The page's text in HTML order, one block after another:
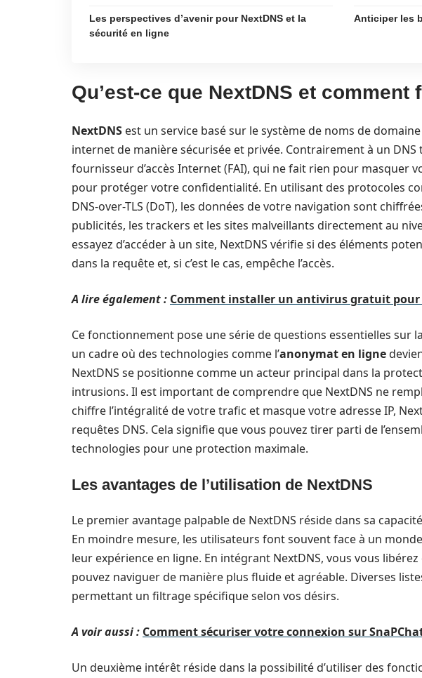
Les perspectives d’avenir pour NextDNS et la
sécurité en ligne
Anticiper les
Qu’est-ce que NextDNS et
NextDNS est un service basé sur le système de noms de
internet de manière sécurisée et privée. Contrairement à un
fournisseur d’accès Internet (FAI), qui ne fait rien pour masquer
pour protéger votre confidentialité. En utilisant des protocoles
DNS-over-TLS (DoT), les données de votre navigation sont
publicités, les trackers et les sites malveillants directement au
essayez d’accéder à un site, NextDNS vérifie si des éléments
dans la requête et, si c’est le cas, empêche l’accès.
A lire également : Comment installer un antivirus gratuit pour
Ce fonctionnement pose une série de questions essentielles sur
un cadre où des technologies comme l’anonymat en ligne
NextDNS se positionne comme un acteur principal dans la
intrusions. Il est important de comprendre que NextDNS ne
chiffre l’intégralité de votre trafic et masque votre adresse IP,
requêtes DNS. Cela signifie que vous pouvez tirer parti de
technologies pour une protection maximale.
Les avantages de l’utilisation de NextDNS
Le premier avantage palpable de NextDNS réside dans sa
En moindre mesure, les utilisateurs font souvent face à un
leur expérience en ligne. En intégrant NextDNS, vous vous
pouvez naviguer de manière plus fluide et agréable. Diverses
permettant un filtrage spécifique selon vos désirs.
A voir aussi : Comment sécuriser votre connexion sur
Un deuxième intérêt réside dans la possibilité d’utiliser des